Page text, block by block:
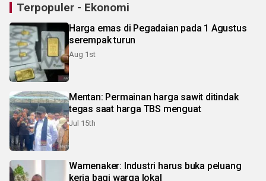
Terpopuler - Ekonomi
Harga emas di Pegadaian pada 1 Agustus
serempak turun
Aug 1st
Mentan: Permainan harga sawit ditindak
tegas saat harga TBS menguat
Jul 15th
Wamenaker: Industri harus buka peluang
kerja bagi warga lokal